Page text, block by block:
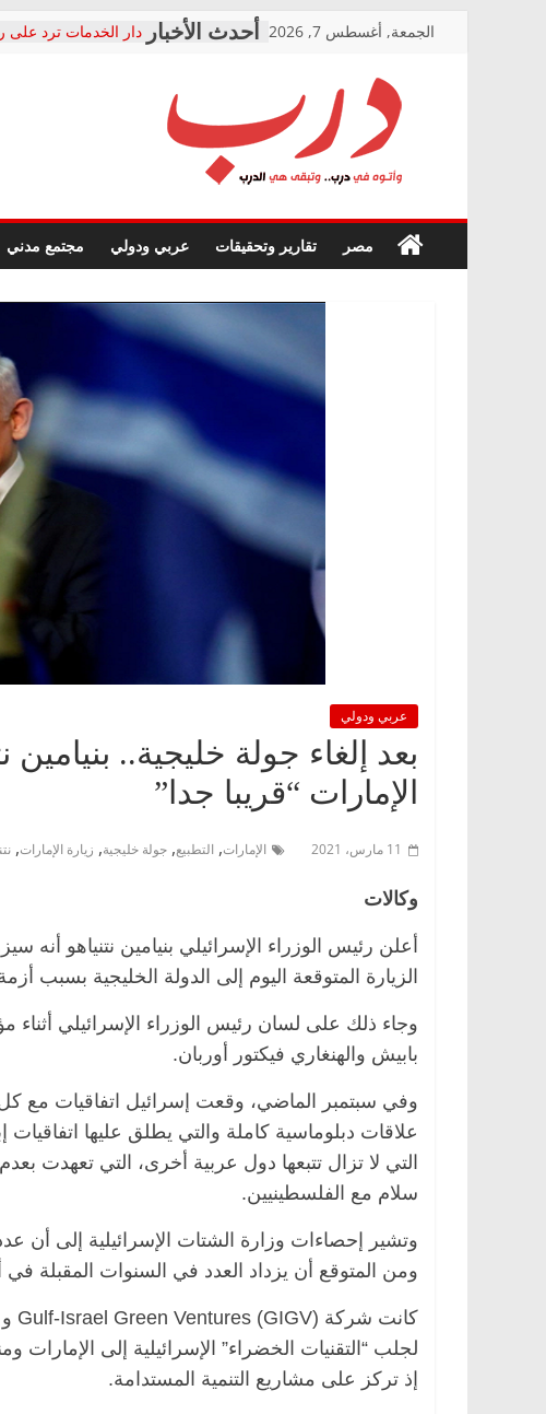
الجمعة, أغسطس 7, 2026
دار الخدمات ترد على
معاناة أصحاب
فرحات سليمان يكتب:
حزب التحالف
صور .. اعتماد
الوزاري لمدينة
إنشاء المبنى الإداري
متابعة قضية الدكتور
قرينة البراءة وضمانات
درب
في
درب..
مصر تقارير وتحقيقات عربي ودولي مجتمع مدني
عربي ودولي
بعد إلغاء جولة خليجية.. بنيامين
الإمارات “قريبا جدا”
11 مارس، 2021 الإمارات, التطبيع, جولة خليجية, زيارة الإمارات,
وكالات
أعلن رئيس الوزراء الإسرائيلي بنيامين نتنياهو أنه
الزيارة المتوقعة اليوم إلى الدولة الخليجية بسبب
وجاء ذلك على لسان رئيس الوزراء الإسرائيلي
بابيش والهنغاري فيكتور أوربان.
وفي سبتمبر الماضي، وقعت إسرائيل اتفاقيات مع كل
علاقات دبلوماسية كاملة والتي يطلق عليها
التي لا تزال تتبعها دول عربية أخرى، التي تعهدت
سلام مع الفلسطينيين.
ومن المتوقع أن يزداد العدد في السنوات المقبلة في
لجلب “التقنيات الخضراء” الإسرائيلية إلى الإمارات
إذ تركز على مشاريع التنمية المستدامة.